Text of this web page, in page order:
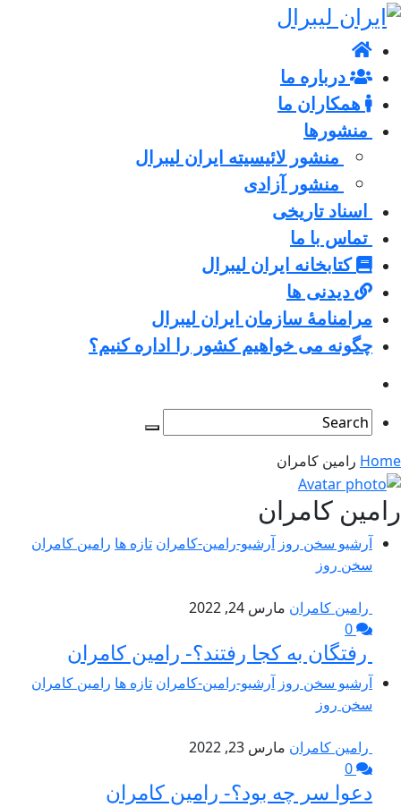
درباره ما
همکاران ما
منشورها
منشور لائیسیته ایران لیبرال
منشور آزادی
اسناد تاریخی
تماس با ما
کتابخانه ایران لیبرال
دیدنی ها
مرامنامۀ سازمان ایران لیبرال
چگونه می خواهیم کشور را اداره کنیم؟
Home رامین کامران
رامین کامران
آرشیو سخن روز آرشیو-رامین-کامران تازه ها رامین کامران
سخن روز
رامین کامران مارس 24, 2022
رفتگان به کجا رفتند؟- رامین کامران
آرشیو سخن روز آرشیو-رامین-کامران تازه ها رامین کامران
سخن روز
رامین کامران مارس 23, 2022
دعوا سر چه بود؟- رامین کامران